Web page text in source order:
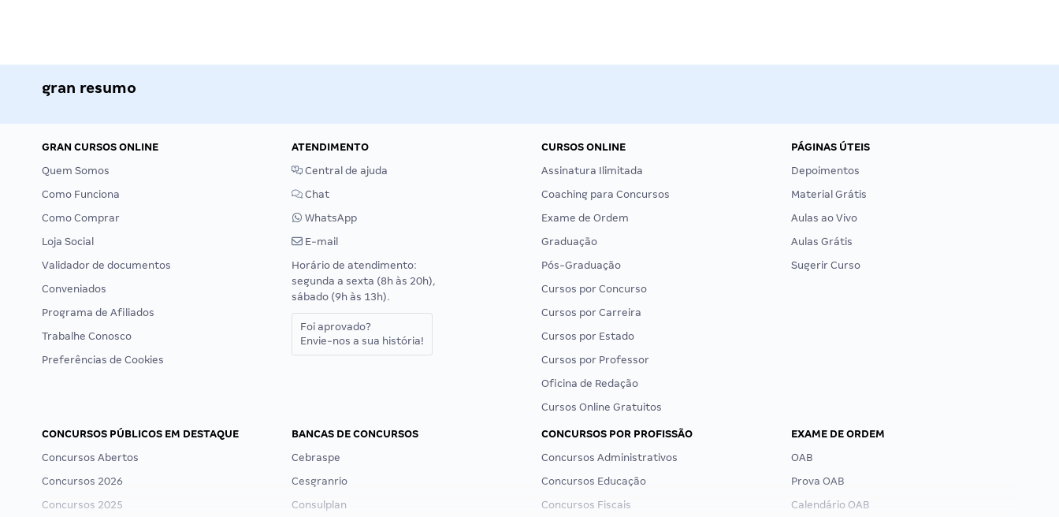
gran resumo
GRAN CURSOS ONLINE
Quem Somos
Como Funciona
Como Comprar
Loja Social
Validador de documentos
Conveniados
Programa de Afiliados
Trabalhe Conosco
Preferências de Cookies
ATENDIMENTO
Central de ajuda
Chat
WhatsApp
E-mail
Horário de atendimento:
segunda a sexta (8h às 20h),
sábado (9h às 13h).
Foi aprovado?
Envie-nos a sua história!
CURSOS ONLINE
Assinatura Ilimitada
Coaching para Concursos
Exame de Ordem
Graduação
Pós-Graduação
Cursos por Concurso
Cursos por Carreira
Cursos por Estado
Cursos por Professor
Oficina de Redação
Cursos Online Gratuitos
PÁGINAS ÚTEIS
Depoimentos
Material Grátis
Aulas ao Vivo
Aulas Grátis
Sugerir Curso
CONCURSOS PÚBLICOS EM DESTAQUE
Concursos Abertos
Concursos 2026
Concursos 2025
BANCAS DE CONCURSOS
Cebraspe
Cesgranrio
Consulplan
CONCURSOS POR PROFISSÃO
Concursos Administrativos
Concursos Educação
Concursos Fiscais
EXAME DE ORDEM
OAB
Prova OAB
Calendário OAB